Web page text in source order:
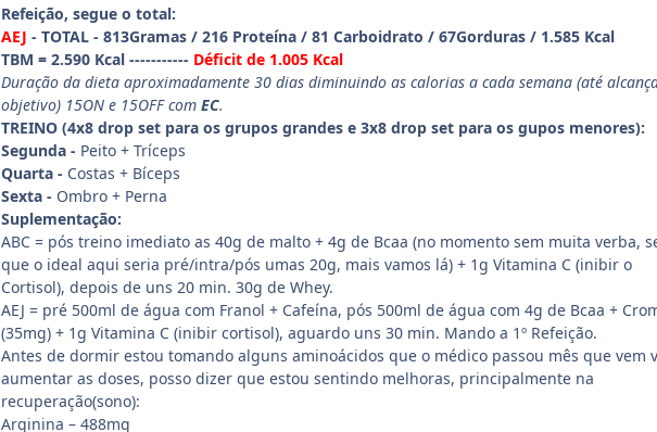
Refeição, segue o total:
AEJ - TOTAL - 813Gramas / 216 Proteína / 81 Carboidrato / 67Gorduras / 1.585 Kcal
TBM = 2.590 Kcal ----------- Déficit de 1.005 Kcal
Duração da dieta aproximadamente 30 dias diminuindo as calorias a cada semana (até
objetivo) 15ON e 15OFF com EC.
TREINO (4x8 drop set para os grupos grandes e 3x8 drop set para os gupos menores):
Segunda - Peito + Tríceps
Quarta - Costas + Bíceps
Sexta - Ombro + Perna
Suplementação:
ABC = pós treino imediato as 40g de malto + 4g de Bcaa (no momento sem muita verba,
que o ideal aqui seria pré/intra/pós umas 20g, mais vamos lá) + 1g Vitamina C (inibir o
Cortisol), depois de uns 20 min. 30g de Whey.
AEJ = pré 500ml de água com Franol + Cafeína, pós 500ml de água com 4g de Bcaa +
(35mg) + 1g Vitamina C (inibir cortisol), aguardo uns 30 min. Mando a 1º Refeição.
Antes de dormir estou tomando alguns aminoácidos que o médico passou mês que vem
aumentar as doses, posso dizer que estou sentindo melhoras, principalmente na
recuperação(sono):
Arginina – 488mg